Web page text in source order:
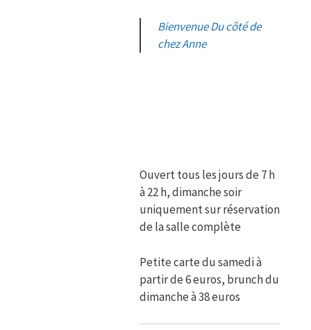
Bienvenue Du côté de
chez Anne
Ouvert tous les jours de 7 h
à 22 h, dimanche soir
uniquement sur réservation
de la salle complète
Petite carte du samedi à
partir de 6 euros, brunch du
dimanche à 38 euros